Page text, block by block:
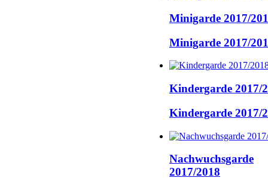
Minigarde 2017/
Minigarde 2017/
Kindergarde 2017/
Kindergarde 2017/
Nachwuchsgarde
2017/2018